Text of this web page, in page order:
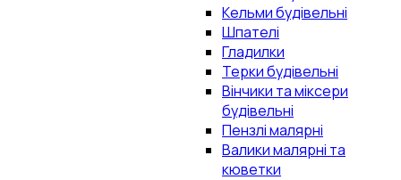
Кельми будівельні
Шпателі
Гладилки
Терки будівельні
Вінчики та міксери
будівельні
Пензлі малярні
Валики малярні та
кюветки